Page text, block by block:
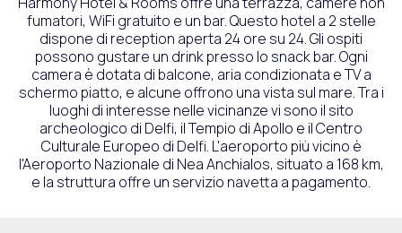
fumatori, WiFi gratuito e un bar. Questo hotel a 2 stelle
dispone di reception aperta 24 ore su 24. Gli ospiti
possono gustare un drink presso lo snack bar. Ogni
camera è dotata di balcone, aria condizionata e TV a
schermo piatto, e alcune offrono una vista sul mare. Tra i
luoghi di interesse nelle vicinanze vi sono il sito
archeologico di Delfi, il Tempio di Apollo e il Centro
Culturale Europeo di Delfi. L'aeroporto più vicino è
l'Aeroporto Nazionale di Nea Anchialos, situato a 168 km,
e la struttura offre un servizio navetta a pagamento.